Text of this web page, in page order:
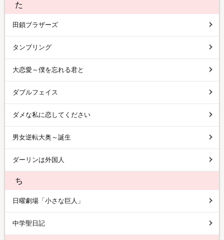
た
田鎖ブラザーズ
タンブリング
大恋愛～僕を忘れる君と
ダブルフェイス
ダメな私に恋してください
男女逆転大奥～誕生
ダーリンは外国人
ち
日曜劇場「小さな巨人」
中学聖日記